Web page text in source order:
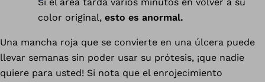
color original, esto es anormal.
Una mancha roja que se convierte en una úlcera puede
llevar semanas sin poder usar su prótesis, ¡que nadie
quiere para usted! Si nota que el enrojecimiento